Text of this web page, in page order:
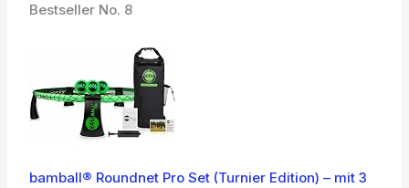
Bestseller No. 8
bamball® Roundnet Pro Set (Turnier Edition) – mit 3